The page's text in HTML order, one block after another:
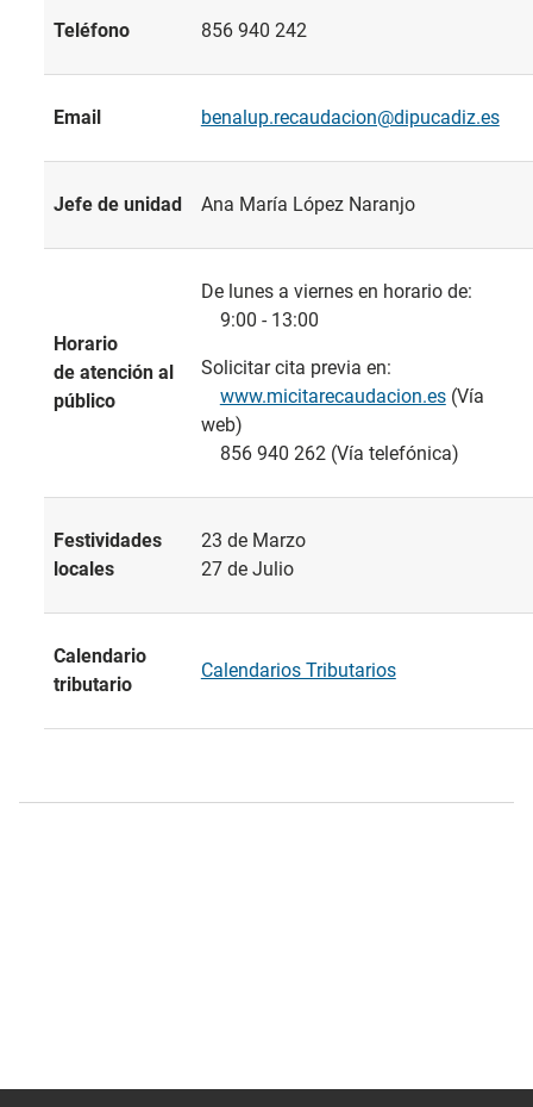
Teléfono 856 940 242
Email benalup.recaudacion@dipucadiz.es
Jefe de unidad Ana María López Naranjo
Horario
de atención al
público
De lunes a viernes en horario de:
9:00 - 13:00
Solicitar cita previa en:
www.micitarecaudacion.es(Vía
web)
856 940 262 (Vía telefónica)
Festividades
locales
23 de Marzo
27 de Julio
Calendario
tributario
Calendarios Tributarios